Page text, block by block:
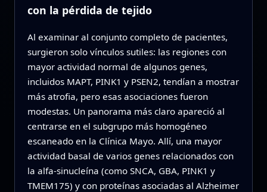
con la pérdida de tejido
Al examinar al conjunto completo de pacientes,
surgieron solo vínculos sutiles: las regiones con
mayor actividad normal de algunos genes,
incluidos MAPT, PINK1 y PSEN2, tendían a mostrar
más atrofia, pero esas asociaciones fueron
modestas. Un panorama más claro apareció al
centrarse en el subgrupo más homogéneo
escaneado en la Clínica Mayo. Allí, una mayor
actividad basal de varios genes relacionados con
la alfa‑sinucleína (como SNCA, GBA, PINK1 y
TMEM175) y con proteínas asociadas al Alzheimer